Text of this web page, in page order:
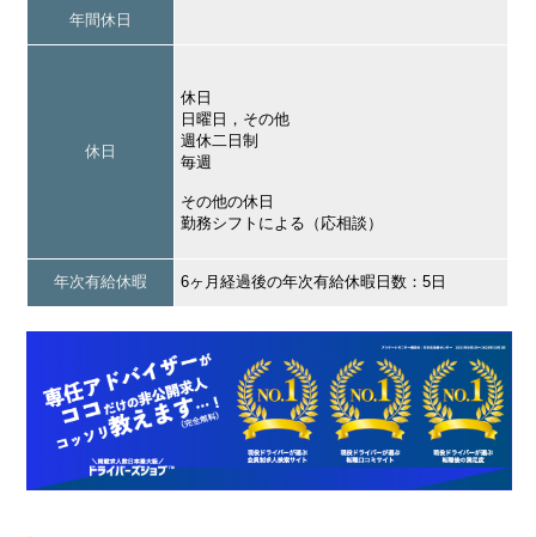
年間休日
休日
休日
日曜日，その他
週休二日制
毎週
その他の休日
勤務シフトによる（応相談）
年次有給休暇 6ヶ月経過後の年次有給休暇日数：5日